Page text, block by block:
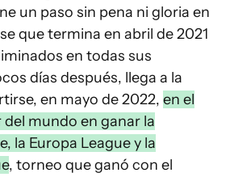
un paso sin pena ni gloria en
que termina en abril de 2021
en todas sus
días después, llega a la
en mayo de 2022, en el
mundo en ganar la
la Europa League y la
, torneo que ganó con el